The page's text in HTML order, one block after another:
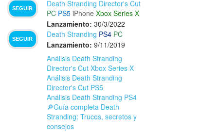
SEGUIR
Death Stranding Director's Cut
PC PS5 iPhone Xbox Series X
Lanzamiento: 30/3/2022
SEGUIR
Death Stranding PS4 PC
Lanzamiento: 9/11/2019
Análisis Death Stranding
Director's Cut Xbox Series X
Análisis Death Stranding
Director's Cut PS5
Análisis Death Stranding PS4
🔎Guía completa Death
Stranding: Trucos, secretos y
consejos